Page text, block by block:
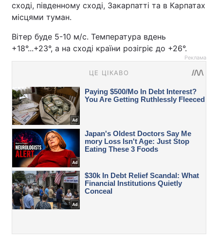
сході, південному сході, Закарпатті та в Карпатах
місцями туман.
Вітер буде 5-10 м/с. Температура вдень
+18°...+23°, а на сході країни розігріє до +26°.
Реклама